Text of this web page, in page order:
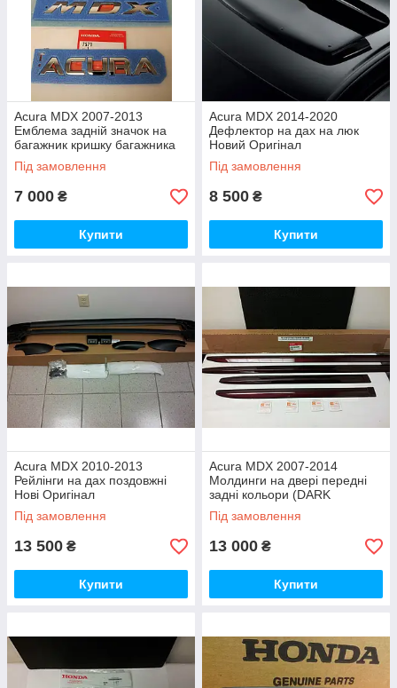
Acura MDX 2007-2013
Емблема задній значок на
багажник кришку багажника
Комплект Новий Оригінал
Під замовлення
7 000 ₴
Купити
Acura MDX 2014-2020
Дефлектор на дах на люк
Новий Оригінал
Під замовлення
8 500 ₴
Купити
Acura MDX 2010-2013
Рейлінги на дах поздовжні
Нові Оригінал
Під замовлення
13 500 ₴
Купити
Acura MDX 2007-2014
Молдинги на двері передні
задні кольори (DARK
CHERRY PEARL R529P) Нові
Оригінал
Під замовлення
13 000 ₴
Купити